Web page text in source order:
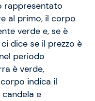
rappresentato
al primo, il corpo
verde e, se è
dice se il prezzo è
periodo
è verde,
indica il
e